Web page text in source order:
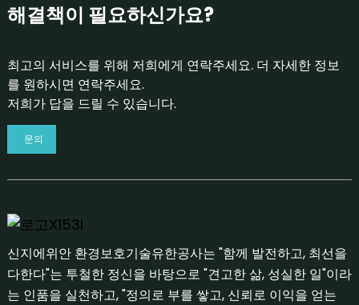
해결책이 필요하신가요?
최고의 서비스를 위해 저희에게 연락주세요. 더 자세한 정보
를 원하시면 연락주세요.
저희가 답을 드릴 수 있습니다.
문의
신지에위안 환경보호기술유한공사는 "함께 발전하고, 최선을
다한다"는 투철한 정신을 바탕으로 "견고한 삶, 성실한 일"이라
는 인품을 실천하고, "정의로 부를 쌓고, 신뢰로 이익을 얻는